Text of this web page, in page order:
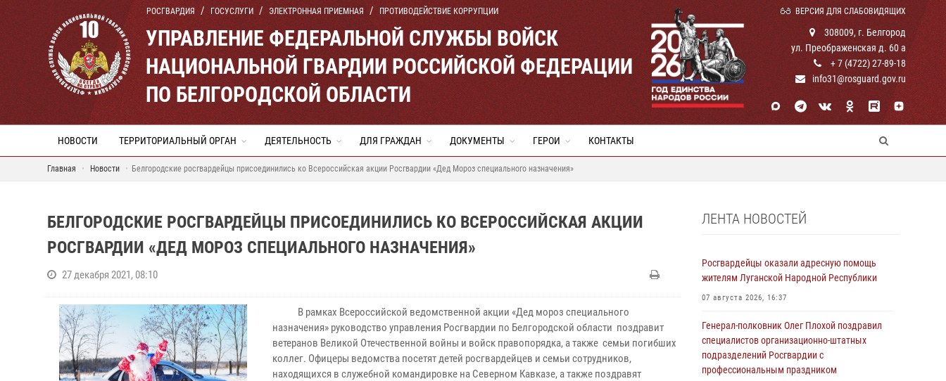
РОСГВАРДИЯ ГОСУСЛУГИ ЭЛЕКТРОННАЯ ПРИЕМНАЯ ПРОТИВОДЕЙСТВИЕ КОРРУПЦИИ ВЕРСИЯ ДЛЯ СЛАБОВИДЯЩИХ
УПРАВЛЕНИЕ ФЕДЕРАЛЬНОЙ СЛУЖБЫ ВОЙСК
НАЦИОНАЛЬНОЙ ГВАРДИИ РОССИЙСКОЙ ФЕДЕРАЦИИ
ПО БЕЛГОРОДСКОЙ ОБЛАСТИ
308009, г. Белгород
ул. Преображенская д. 60 а
+ 7 (4722) 27-89-18
info31@rosguard.gov.ru
НОВОСТИ ТЕРРИТОРИАЛЬНЫЙ ОРГАН ДЕЯТЕЛЬНОСТЬ ДЛЯ ГРАЖДАН ДОКУМЕНТЫ ГЕРОИ КОНТАКТЫ
Главная Новости Белгородские росгвардейцы присоединились ко Всероссийская акции Росгвардии «Дед Мороз специального назначения»
БЕЛГОРОДСКИЕ РОСГВАРДЕЙЦЫ ПРИСОЕДИНИЛИСЬ КО ВСЕРОССИЙСКАЯ АКЦИИ
РОСГВАРДИИ «ДЕД МОРОЗ СПЕЦИАЛЬНОГО НАЗНАЧЕНИЯ»
27 декабря 2021, 08:10
В рамках Всероссийской ведомственной акции «Дед мороз специального
назначения» руководство управления Росгвардии по Белгородской области поздравит
ветеранов Великой Отечественной войны и войск правопорядка, а также семьи погибших
коллег. Офицеры ведомства посетят детей росгвардейцев и семьи сотрудников,
находящихся в служебной командировке на Северном Кавказе, а также поздравят
ЛЕНТА НОВОСТЕЙ
Росгвардейцы оказали адресную помощь
жителям Луганской Народной Республики
07 августа 2026, 16:37
Генерал-полковник Олег Плохой поздравил
специалистов организационно-штатных
подразделений Росгвардии с
профессиональным праздником